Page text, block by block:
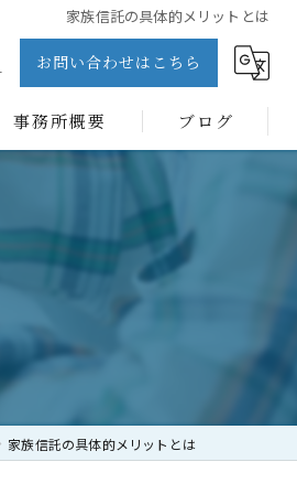
家族信託の具体的メリットとは
お問い合わせはこちら
事務所概要 ブログ
家族信託の具体的メリットとは